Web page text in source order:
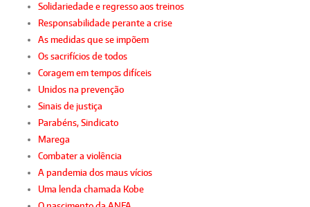
Solidariedade e regresso aos treinos
Responsabilidade perante a crise
As medidas que se impõem
Os sacrifícios de todos
Coragem em tempos difíceis
Unidos na prevenção
Sinais de justiça
Parabéns, Sindicato
Marega
Combater a violência
A pandemia dos maus vícios
Uma lenda chamada Kobe